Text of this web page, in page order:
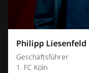
Philipp Liesenfeld
Geschäftsführer
1. FC Köln